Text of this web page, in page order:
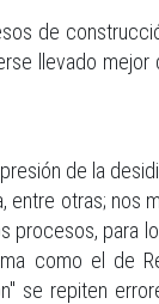
de
llevado
de la
entre otras;
para
como el de
se repiten